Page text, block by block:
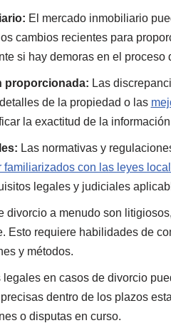
El mercado inmobiliario
cambios recientes para
si hay demoras en el proceso
proporcionada: Las
de la propiedad o las
la exactitud de la
Las normativas y
familiarizados con las leyes
legales y judiciales
divorcio a menudo son
Esto requiere habilidades de
y métodos.
legales en casos de divorcio
dentro de los plazos
o disputas en curso.